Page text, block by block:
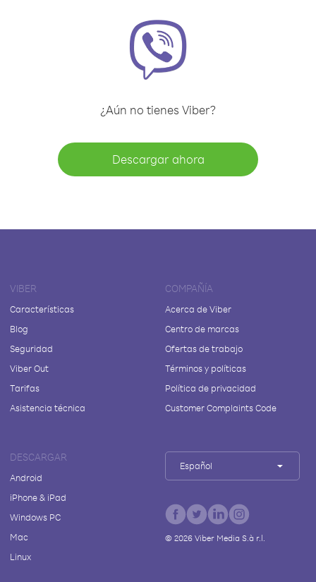
¿Aún no tienes Viber?
Descargar ahora
VIBER
Características
Blog
Seguridad
Viber Out
Tarifas
Asistencia técnica
COMPAÑÍA
Acerca de Viber
Centro de marcas
Ofertas de trabajo
Términos y políticas
Política de privacidad
Customer Complaints Code
DESCARGAR
Android
iPhone & iPad
Windows PC
Mac
Linux
Español
© 2026Viber Media S.à r.l.